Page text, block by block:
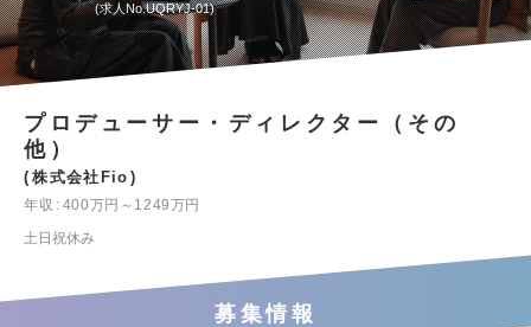
求人No.UQRYJ-01
プロデューサー・ディレクター（その
他）
株式会社Fio
年収
400万円～1249万円
土日祝休み
募集情報